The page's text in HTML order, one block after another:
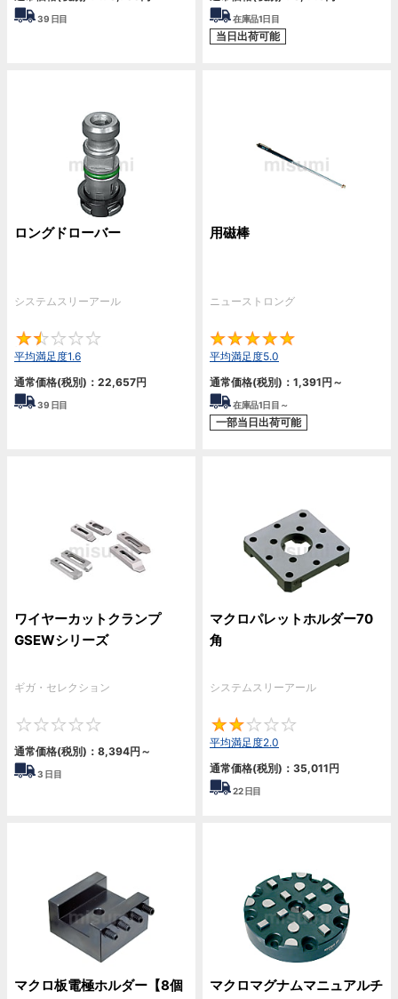
39 日目 在庫品1日目
当日出荷可能
ロングドローバー
システムスリーアール
平均満足度1.6
通常価格(税別)： 22,657円
39 日目
用磁棒
ニューストロング
平均満足度5.0
通常価格(税別)： 1,391円 ～
在庫品1日目～
一部当日出荷可能
ワイヤーカットクランプ
GSEWシリーズ
ギガ・セレクション
通常価格(税別)： 8,394円 ～
3 日目
マクロパレットホルダー70
角
システムスリーアール
平均満足度2.0
通常価格(税別)： 35,011円
22日目
マクロ板電極ホルダー【8個
マクロマグナムマニュアルチ